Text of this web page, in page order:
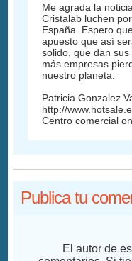
Me agrada la
Cristalab luchen
España. Espero
apuesto que así
solido, que dan
más empresas
nuestro planeta.
Patricia Gonzalez
http://
Centro comercial
Publica tu
El autor de